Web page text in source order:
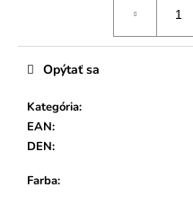
Kategória:
EAN:
DEN:
Farba:
Opýtať sa
DEN
VYŠŠIE
€1,31